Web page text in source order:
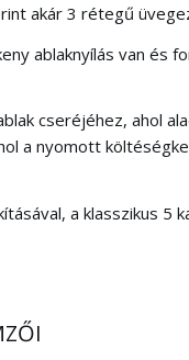
akár 3 rétegű
ablaknyílás van és
cseréjéhez, ahol
a nyomott
a klasszikus 5